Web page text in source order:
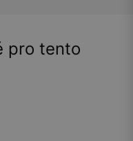
pro tento